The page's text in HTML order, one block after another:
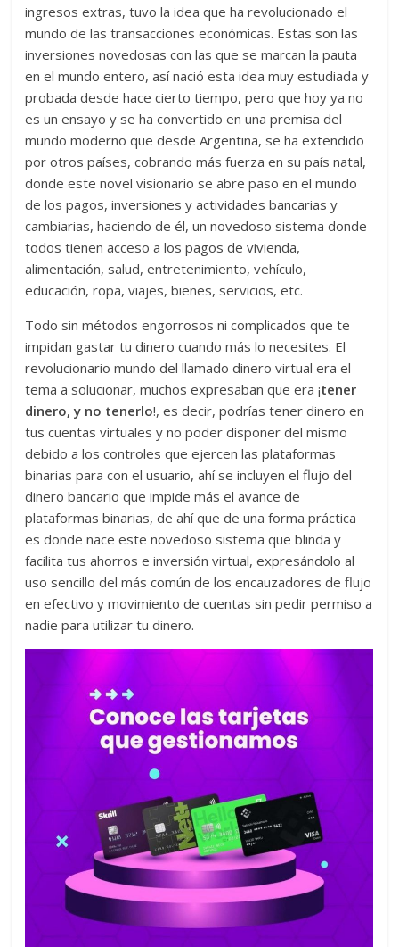
ingresos extras, tuvo la idea que ha revolucionado el
mundo de las transacciones económicas. Estas son las
inversiones novedosas con las que se marcan la pauta
en el mundo entero, así nació esta idea muy estudiada y
probada desde hace cierto tiempo, pero que hoy ya no
es un ensayo y se ha convertido en una premisa del
mundo moderno que desde Argentina, se ha extendido
por otros países, cobrando más fuerza en su país natal,
donde este novel visionario se abre paso en el mundo
de los pagos, inversiones y actividades bancarias y
cambiarias, haciendo de él, un novedoso sistema donde
todos tienen acceso a los pagos de vivienda,
alimentación, salud, entretenimiento, vehículo,
educación, ropa, viajes, bienes, servicios, etc.
Todo sin métodos engorrosos ni complicados que te
impidan gastar tu dinero cuando más lo necesites. El
revolucionario mundo del llamado dinero virtual era el
tema a solucionar, muchos expresaban que era ¡tener
dinero, y no tenerlo!, es decir, podrías tener dinero en
tus cuentas virtuales y no poder disponer del mismo
debido a los controles que ejercen las plataformas
binarias para con el usuario, ahí se incluyen el flujo del
dinero bancario que impide más el avance de
plataformas binarias, de ahí que de una forma práctica
es donde nace este novedoso sistema que blinda y
facilita tus ahorros e inversión virtual, expresándolo al
uso sencillo del más común de los encauzadores de flujo
en efectivo y movimiento de cuentas sin pedir permiso a
nadie para utilizar tu dinero.